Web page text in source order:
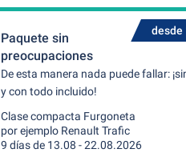
desde
Paquete sin
preocupaciones
De esta manera nada puede fallar:
y con todo incluido!
Clase compacta Furgoneta
por ejemplo Renault Trafic
9 días de 13.08 - 22.08.2026